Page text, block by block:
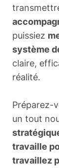
puissiez
système
claire,
réalité.
Préparez-
un tout
travaille
travaillez